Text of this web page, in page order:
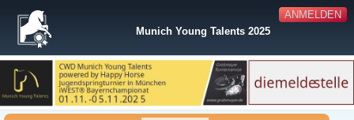
ANMELDEN
Munich Young Talents 2025